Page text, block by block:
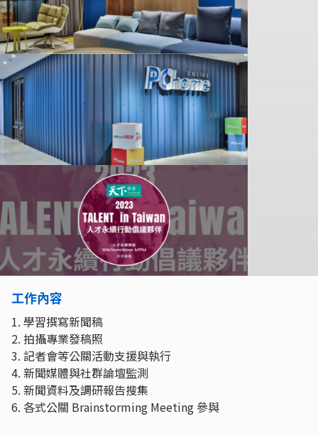
工作內容
1. 學習撰寫新聞稿
2. 拍攝專業發稿照
3. 記者會等公關活動支援與執行
4. 新聞媒體與社群論壇監測
5. 新聞資料及調研報告搜集
6. 各式公關 Brainstorming Meeting 參與